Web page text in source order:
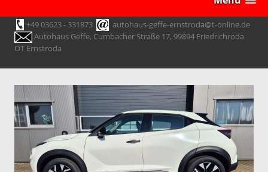
+49 03623 - 331873
autohaus-geffe-ernstroda@t-online.de
Autohaus Geffe, Cumbacher Straße 17, 99894 Friedrichroda
OT Ernstroda